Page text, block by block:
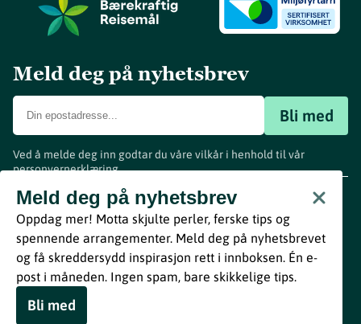
Meld deg på nyhetsbrev
Bli med
Ved å melde deg inn godtar du våre vilkår i henhold til vår
personvernerklæring.
Meld deg på nyhetsbrev
Oppdag mer! Motta skjulte perler, ferske tips og
spennende arrangementer. Meld deg på nyhetsbrevet
og få skreddersydd inspirasjon rett i innboksen. Én e-
post i måneden. Ingen spam, bare skikkelige tips.
Bli med
www.visitvestfold.com
Turistinformasjon
Vestfold Fylkeskommune
ByBreakfast